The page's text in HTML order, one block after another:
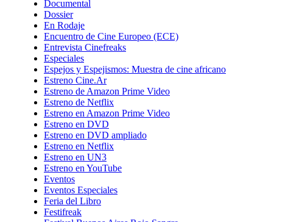
Documental
Dossier
En Rodaje
Encuentro de Cine Europeo (ECE)
Entrevista Cinefreaks
Especiales
Espejos y Espejismos: Muestra de cine africano
Estreno Cine.Ar
Estreno de Amazon Prime Video
Estreno de Netflix
Estreno en Amazon Prime Video
Estreno en DVD
Estreno en DVD ampliado
Estreno en Netflix
Estreno en UN3
Estreno en YouTube
Eventos
Eventos Especiales
Feria del Libro
Festifreak